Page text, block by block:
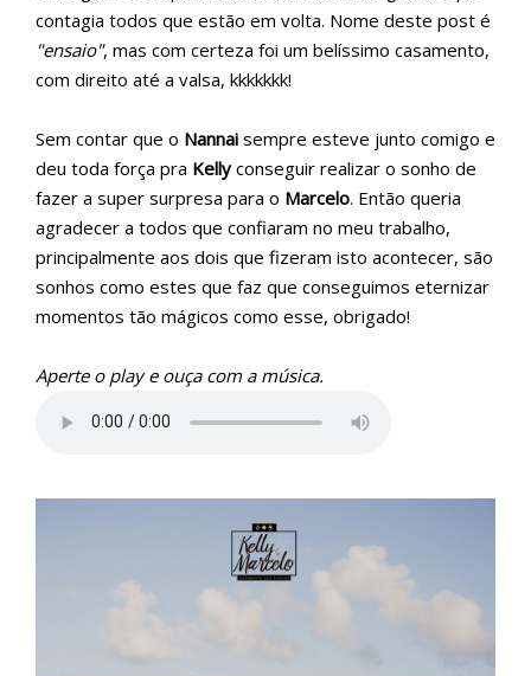
contagia todos que estão em volta. Nome deste post é
"ensaio", mas com certeza foi um belíssimo casamento,
com direito até a valsa, kkkkkkk!
Sem contar que o Nannai sempre esteve junto comigo e
deu toda força pra Kellyconseguir realizar o sonho de
fazer a super surpresa para o Marcelo. Então queria
agradecer a todos que confiaram no meu trabalho,
principalmente aos dois que fizeram isto acontecer, são
sonhos como estes que faz que conseguimos eternizar
momentos tão mágicos como esse, obrigado!
Aperte o play e ouça com a música.